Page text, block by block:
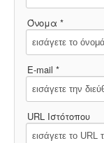
Όνομα *
E-mail *
URL Ιστότοπου